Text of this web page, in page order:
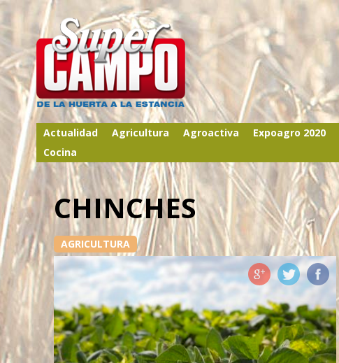
Actualidad Agricultura Agroactiva Expoagro 2020
Cocina
CHINCHES
AGRICULTURA